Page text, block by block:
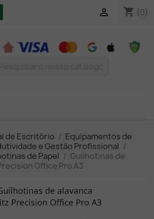
shopping_cart (0)

de Escritório
Equipamentos de
e Gestão Profissional
de Papel
Guilhotinas de
Office Pro A3